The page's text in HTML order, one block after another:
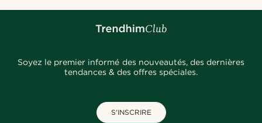
Soyez le premier informé des nouveautés, des dernières
tendances & des offres spéciales.
S'INSCRIRE